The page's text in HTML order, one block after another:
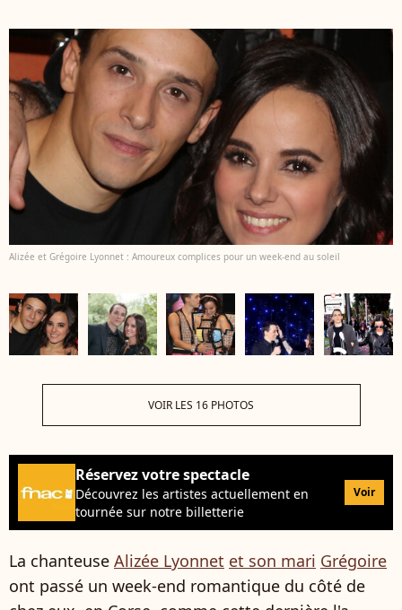
Alizée et Grégoire Lyonnet : Amoureux complices pour un week-end au soleil
VOIR LES 16 PHOTOS
Réservez votre spectacle
Découvrez les artistes actuellement en
tournée sur notre billetterie
Voir
La chanteuse Alizée Lyonnet et son mari Grégoire
ont passé un week-end romantique du côté de